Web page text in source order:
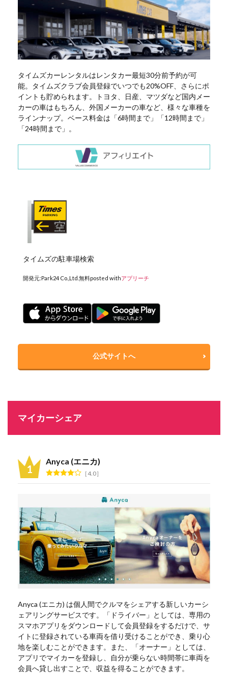
タイムズカーレンタルはレンタカー最短30分前予約が可
能。タイムズクラブ会員登録でいつでも20%OFF、さらにポ
イントも貯められます。トヨタ、日産、マツダなど国内メー
カーの車はもちろん、外国メーカーの車など、様々な車種を
ラインナップ。ベース料金は「6時間まで」「12時間まで」
「24時間まで」。
タイムズの駐車場検索
開発元:Park24 Co.,Ltd. 無料posted withアプリーチ
公式サイトへ
マイカーシェア
Anyca (エニカ)
4.0
Anyca (エニカ) は個人間でクルマをシェアする新しいカーシ
ェアリングサービスです。「ドライバー」としては、専用の
スマホアプリをダウンロードして会員登録をするだけで、サ
イトに登録されている車両を借り受けることができ、乗り心
地を楽しむことができます。また、「オーナー」としては、
アプリでマイカーを登録し、自分が乗らない時間帯に車両を
会員へ貸し出すことで、収益を得ることができます。